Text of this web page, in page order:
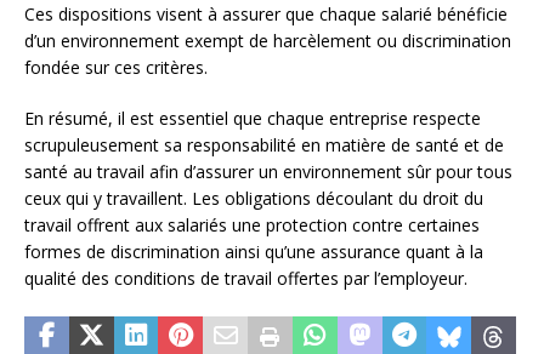
Ces dispositions visent à assurer que chaque salarié bénéficie
d’un environnement exempt de harcèlement ou discrimination
fondée sur ces critères.
En résumé, il est essentiel que chaque entreprise respecte
scrupuleusement sa responsabilité en matière de santé et de
santé au travail afin d’assurer un environnement sûr pour tous
ceux qui y travaillent. Les obligations découlant du droit du
travail offrent aux salariés une protection contre certaines
formes de discrimination ainsi qu’une assurance quant à la
qualité des conditions de travail offertes par l’employeur.